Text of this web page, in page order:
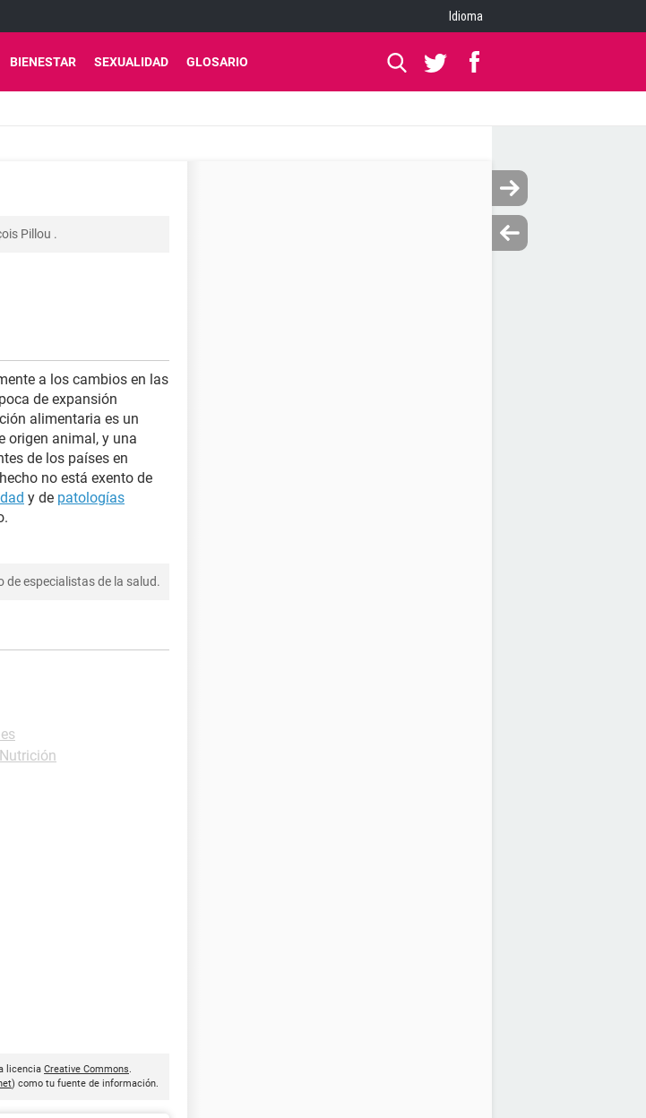
Idioma
BIENESTAR SEXUALIDAD GLOSARIO
Pillou .
a los cambios en las
de expansión
alimentaria es un
origen animal, y una
de los países en
no está exento de
y de patologías
especialistas de la salud.
licencia Creative Commons.
) como tu fuente de información.